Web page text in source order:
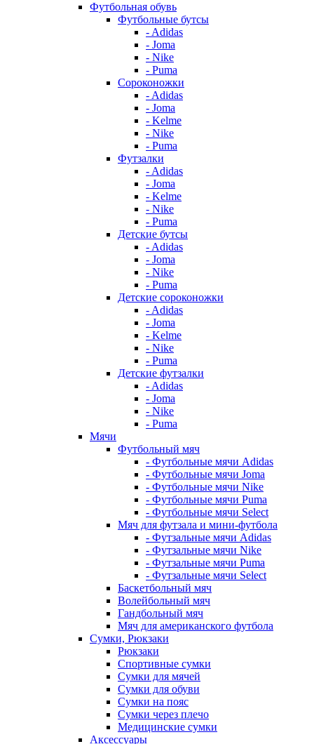
Футбольная обувь
Футбольные бутсы
- Adidas
- Joma
- Nike
- Puma
Сороконожки
- Adidas
- Joma
- Kelme
- Nike
- Puma
Футзалки
- Adidas
- Joma
- Kelme
- Nike
- Puma
Детские бутсы
- Adidas
- Joma
- Nike
- Puma
Детские сороконожки
- Adidas
- Joma
- Kelme
- Nike
- Puma
Детские футзалки
- Adidas
- Joma
- Nike
- Puma
Мячи
Футбольный мяч
- Футбольные мячи Adidas
- Футбольные мячи Joma
- Футбольные мячи Nike
- Футбольные мячи Puma
- Футбольные мячи Select
Мяч для футзала и мини-футбола
- Футзальные мячи Adidas
- Футзальные мячи Nike
- Футзальные мячи Puma
- Футзальные мячи Select
Баскетбольный мяч
Волейбольный мяч
Гандбольный мяч
Мяч для американского футбола
Сумки, Рюкзаки
Рюкзаки
Спортивные сумки
Сумки для мячей
Сумки для обуви
Сумки на пояс
Сумки через плечо
Медицинские сумки
Аксессуары